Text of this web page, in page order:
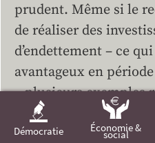
Démocratie Économie &
social
prudent. Même si le
de réaliser des
d’endettement – ce
avantageux en
– plusieurs exemples
les PPP sont plus
la collectivité et